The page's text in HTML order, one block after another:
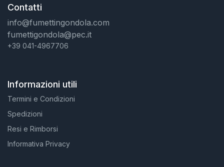
Contatti
info@fumettingondola.com
fumettigondola@pec.it
+39 041-4967706
Informazioni utili
Termini e Condizioni
Spedizioni
Resi e Rimborsi
Informativa Privacy